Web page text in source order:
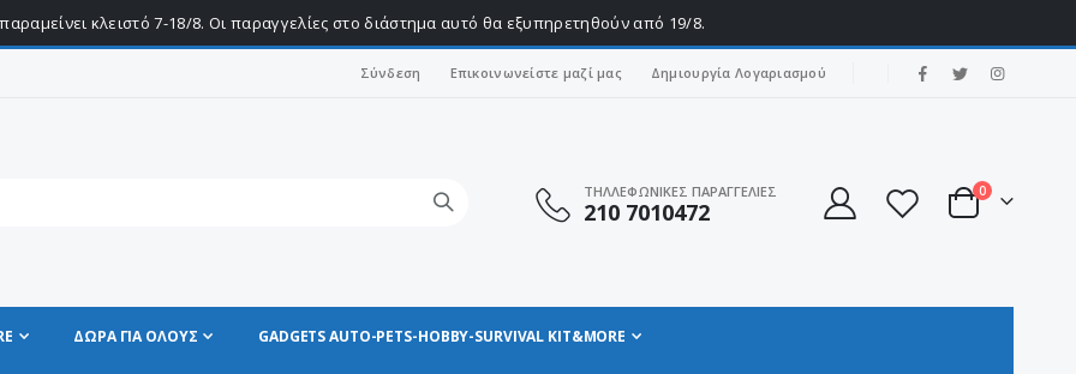
κλειστό 7-18/8. Οι παραγγελίες στο διάστημα αυτό θα εξυπηρετηθούν από 19/8.
Σύνδεση Επικοινωνείστε μαζί μας Δημιουργία Λογαριασμού
ΤΗΛΛΕΦΩΝΙΚΕΣ ΠΑΡΑΓΓΕΛΙΕΣ
210 7010472 Cart
0στοιχεία
ΔΩΡΑ ΓΙΑ ΟΛΟΥΣ GADGETS AUTO-PETS-HOBBY-SURVIVAL KIT&MORE